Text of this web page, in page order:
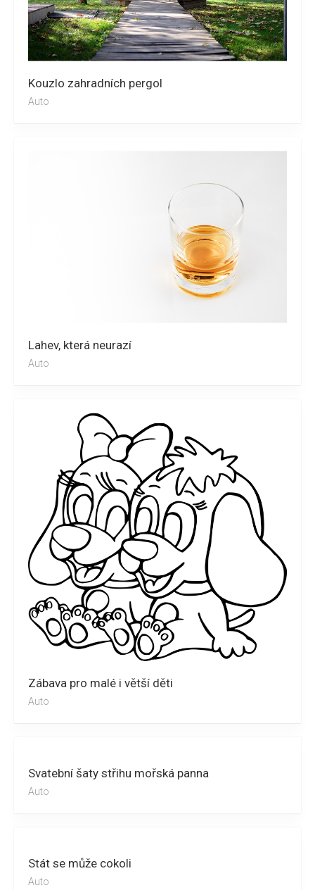
Kouzlo zahradních pergol
Auto
Lahev, která neurazí
Auto
Zábava pro malé i větší děti
Auto
Svatební šaty střihu mořská panna
Auto
Stát se může cokoli
Auto